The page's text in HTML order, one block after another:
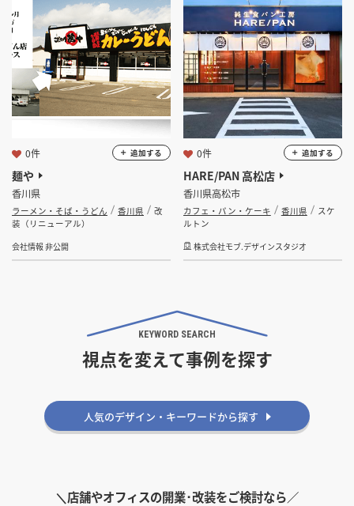
麺や
香川県
ラーメン・そば・うどん 香川県
改
装（リニューアル）
会社情報 非公開
0件 追加する
HARE/PAN 高松店
香川県高松市
カフェ・パン・ケーキ 香川県
スケ
ルトン
株式会社モブ.デザインスタジオ
0件 追加する
KEYWORD SEARCH
視点を変えて事例を探す
人気のデザイン・キーワードから探す
＼店舗やオフィスの開業･改装をご検討なら／